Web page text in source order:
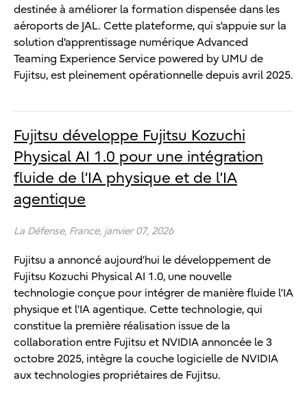
destinée à améliorer la formation dispensée dans les
aéroports de JAL. Cette plateforme, qui s'appuie sur la
solution d'apprentissage numérique Advanced
Teaming Experience Service powered by UMU de
Fujitsu, est pleinement opérationnelle depuis avril 2025.
Fujitsu développe Fujitsu Kozuchi
Physical AI 1.0 pour une intégration
fluide de l’IA physique et de l’IA
agentique
La Défense, France, janvier 07, 2026
Fujitsu a annoncé aujourd’hui le développement de
Fujitsu Kozuchi Physical AI 1.0, une nouvelle
technologie conçue pour intégrer de manière fluide l’IA
physique et l’IA agentique. Cette technologie, qui
constitue la première réalisation issue de la
collaboration entre Fujitsu et NVIDIA annoncée le 3
octobre 2025, intègre la couche logicielle de NVIDIA
aux technologies propriétaires de Fujitsu.